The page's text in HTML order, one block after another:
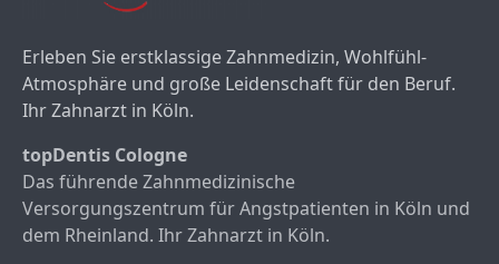
Erleben Sie erstklassige Zahnmedizin, Wohlfühl-
Atmosphäre und große Leidenschaft für den Beruf.
Ihr Zahnarzt in Köln.
topDentis Cologne
Das führende Zahnmedizinische
Versorgungszentrum für Angstpatienten in Köln und
dem Rheinland. Ihr Zahnarzt in Köln.